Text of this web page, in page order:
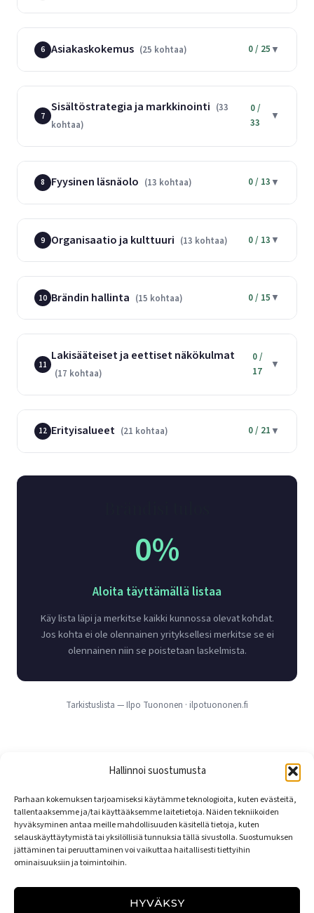
Hallinnoi suostumusta
Parhaan kokemuksen tarjoamiseksi käytämme teknologioita, kuten evästeitä,
tallentaaksemme ja/tai käyttääksemme laitetietoja. Näiden tekniikoiden
hyväksyminen antaa meille mahdollisuuden käsitellä tietoja, kuten
selauskäyttäytymistä tai yksilöllisiä tunnuksia tällä sivustolla. Suostumuksen
jättäminen tai peruuttaminen voi vaikuttaa haitallisesti tiettyihin
ominaisuuksiin ja toimintoihin.
HYVÄKSY
6 Asiakaskokemus (25 kohtaa) 0 / 25 ▼
7
Sisältöstrategia ja markkinointi (33
kohtaa)
0 /
33
▼
8 Fyysinen läsnäolo (13 kohtaa) 0 / 13 ▼
9 Organisaatio ja kulttuuri (13 kohtaa) 0 / 13 ▼
10 Brändin hallinta (15 kohtaa) 0 / 15 ▼
11
Lakisääteiset ja eettiset näkökulmat
(17 kohtaa)
0 /
17
▼
12 Erityisalueet (21 kohtaa) 0 / 21 ▼
0%
Aloita täyttämällä listaa
Käy lista läpi ja merkitse kaikki kunnossa olevat kohdat.
Jos kohta ei ole olennainen yrityksellesi merkitse se ei
olennainen niin se poistetaan laskelmista.
Tarkistuslista — Ilpo Tuononen · ilpotuononen.fi
YHTEYS
TILAUSLOMAKE
OPISKELIJAN OHJEET